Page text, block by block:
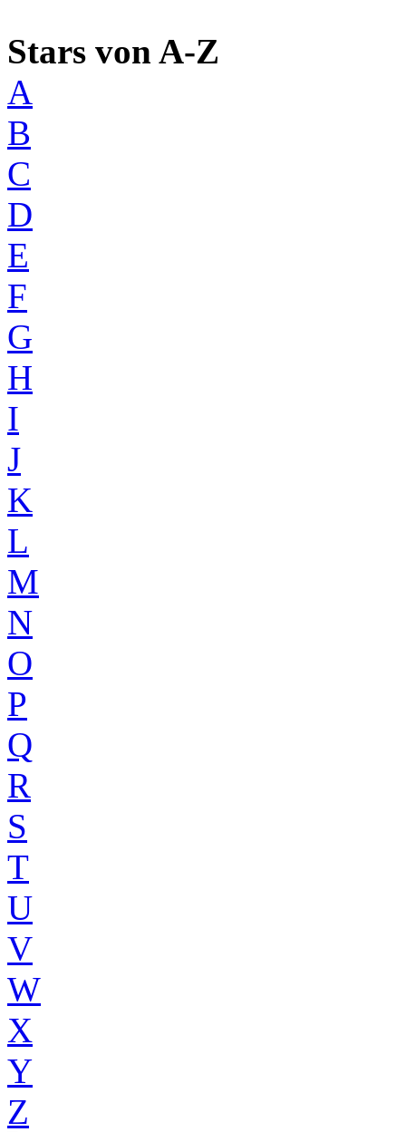
Stars von A-Z
A
B
C
D
E
F
G
H
I
J
K
L
M
N
O
P
Q
R
S
T
U
V
W
X
Y
Z